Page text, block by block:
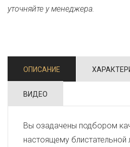
уточняйте у менеджера.
ОПИСАНИЕ
ВИДЕО
Вы озадачены подбором
настоящему